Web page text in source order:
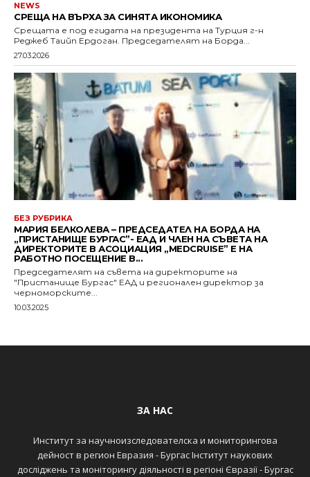
NEWS
СРЕЩА НА ВЪРХА ЗА СИНЯТА ИКОНОМИКА
Срещата е под егидата на президента на Турция г-н
Реджеб Таийп Ердоган. Председателят на Борда...
27.03.2026
БЕЗ РУБРИКА
МАРИЯ БЕЛКОЛЕВА – ПРЕДСЕДАТЕЛ НА БОРДА НА
„ПРИСТАНИЩЕ БУРГАС”- ЕАД И ЧЛЕН НА СЪВЕТА НА
ДИРЕКТОРИТЕ В АСОЦИАЦИЯ „MEDCRUISE” Е НА
РАБОТНО ПОСЕЩЕНИЕ В...
Председателят на съвета на директорите на
"Пристанище Бургас" ЕАД и регионален директор за
черноморските...
10.03.2025
ЗА НАС
Институт за научноизследователска и мониторингова
дейност в регион Евразия - Бургас Інститут наукових
досліджень та моніторингу діяльності в регіоні Євразії - Бургас